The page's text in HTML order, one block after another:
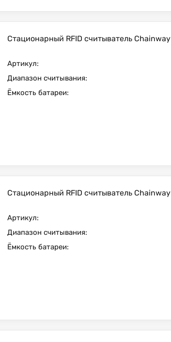
Стационарный RFID считыватель Chainway
Артикул:
Диапазон считывания:
Ёмкость батареи:
Стационарный RFID считыватель Chainway
Артикул:
Диапазон считывания:
Ёмкость батареи: